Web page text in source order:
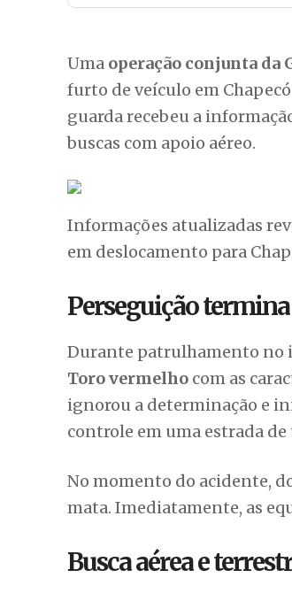
Uma operação conjunta da
furto de veículo em
guarda recebeu a
buscas com apoio aéreo.
Informações atualizadas
em deslocamento para
Perseguição
Durante patrulhamento no
Toro vermelho com as
ignorou a determinação e
controle em uma estrada
No momento do acidente,
mata. Imediatamente, as
Busca aérea e